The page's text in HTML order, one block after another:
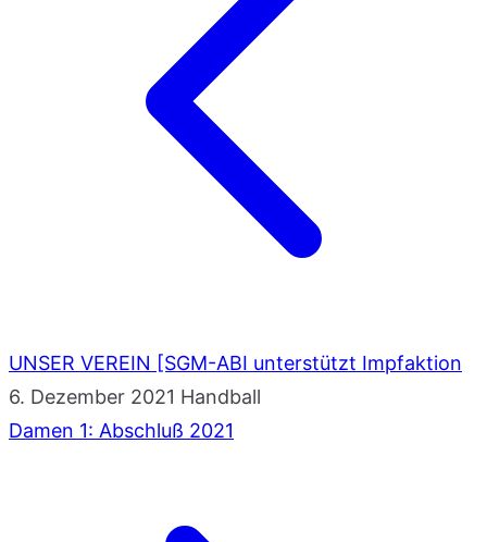
UNSER VEREIN [SGM-ABI unterstützt Impfaktion
6. Dezember 2021 Handball
Damen 1: Abschluß 2021